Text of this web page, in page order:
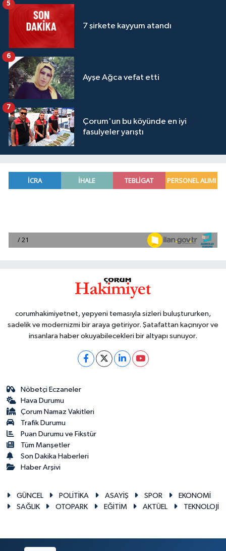
7 şirkete kayyum atandı
5
Ayşe Ağca vefat etti
6
Çorum'un bu köyünde en iyi
fasulyeler yarıştı
7
corumhakimiyetnet, yepyeni temasıyla sizleri buluştururken,
sadelik ve modernizmi bir araya getiriyor. Şatafattan kaçınıyor ve
insanlara haber okuyabilecekleri bir altyapı sunuyor.
Nöbetçi Eczaneler
Hava Durumu
Çorum Namaz Vakitleri
Trafik Durumu
Puan Durumu ve Fikstür
Tüm Manşetler
Son Dakika Haberleri
Haber Arşivi
GÜNCEL POLİTİKA ASAYİŞ SPOR
EKONOMİ
SAĞLIK
OTOPARK EĞİTİM AKTÜEL TEKNOLOJİ